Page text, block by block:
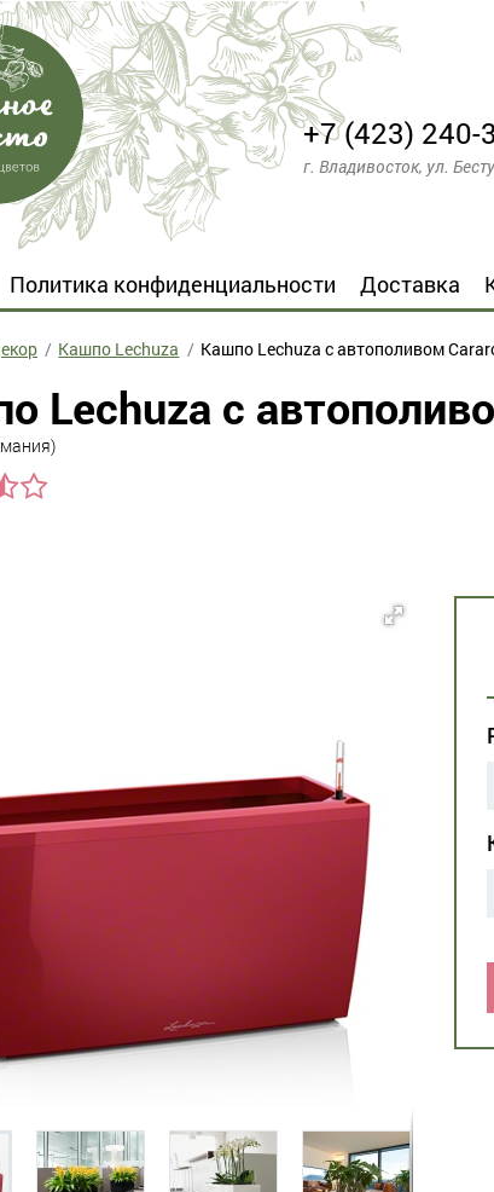
+7 (423) 240-
г. Владивосток, ул.
Политика конфиденциальности Доставка
Кашпо Lechuza Кашпо Lechuza с автополивом
Lechuza с